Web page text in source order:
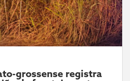
grossense registra